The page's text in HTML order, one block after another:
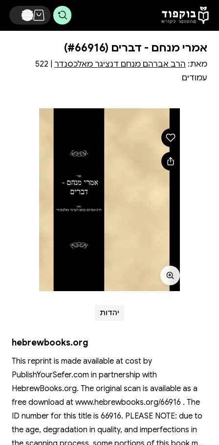
דלג לתוכן הראשי
אמרי מנחם - דברים (#66916)
מאת: הרב אברהם מנחם דנציגר מאלכסנדר
| 522
עמודים
יהדות
hebrewbooks.org
This reprint is made available at cost by
PublishYourSefer.com in partnership with
HebrewBooks.org. The original scan is available as a
free download at www.hebrewbooks.org/66916 . The
ID number for this title is 66916. PLEASE NOTE: due to
the age, degradation in quality, and imperfections in